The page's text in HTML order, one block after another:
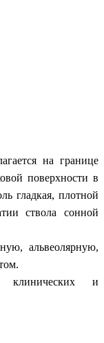
на границе
поверхности в
гладкая, плотной
ствола сонной
альвеолярную,
и